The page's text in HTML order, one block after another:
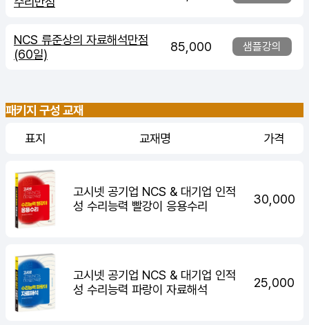
NCS 류준상의 자료해석만점
(60일)
85,000 샘플강의
패키지 구성 교재
표지
교재명 가격
고시넷 공기업 NCS & 대기업 인적
성 수리능력 빨강이 응용수리
30,000
고시넷 공기업 NCS & 대기업 인적
성 수리능력 파랑이 자료해석
25,000